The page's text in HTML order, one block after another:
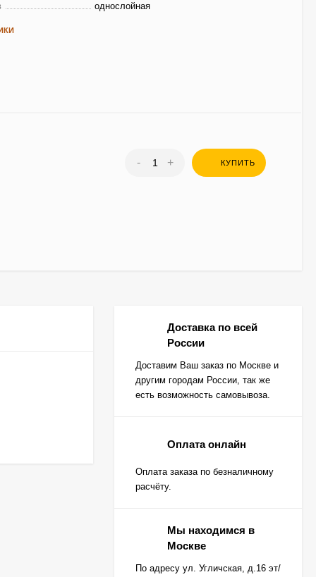
однослойная
- + КУПИТЬ
Доставка по всей
России
Доставим Ваш заказ по Москве и
другим городам России, так же
есть возможность самовывоза.
Оплата онлайн
Оплата заказа по безналичному
расчёту.
Мы находимся в
Москве
По адресу ул. Угличская, д.16 эт/